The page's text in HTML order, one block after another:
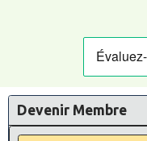
Devenir Membre